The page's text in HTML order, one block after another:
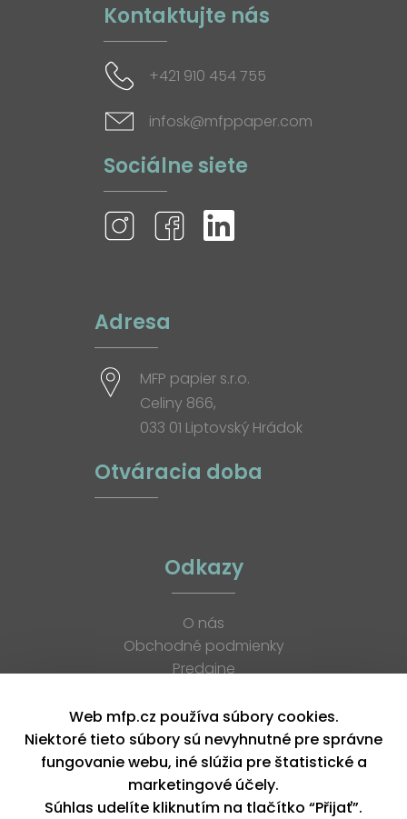
Kontaktujte nás
+421 910 454 755
infosk@mfppaper.com
Sociálne siete
Adresa
MFP papier s.r.o.
Celiny 866,
033 01 Liptovský Hrádok
Otváracia doba
Odkazy
O nás
Obchodné podmienky
Predajne
K stiahnutiu
Blog
Kontakt
Kariéra
XML feed
Web mfp.cz používa súbory cookies.
Niektoré tieto súbory sú nevyhnutné pre správne
fungovanie webu, iné slúžia pre štatistické a
marketingové účely.
Súhlas udelíte kliknutím na tlačítko “Přijať”.